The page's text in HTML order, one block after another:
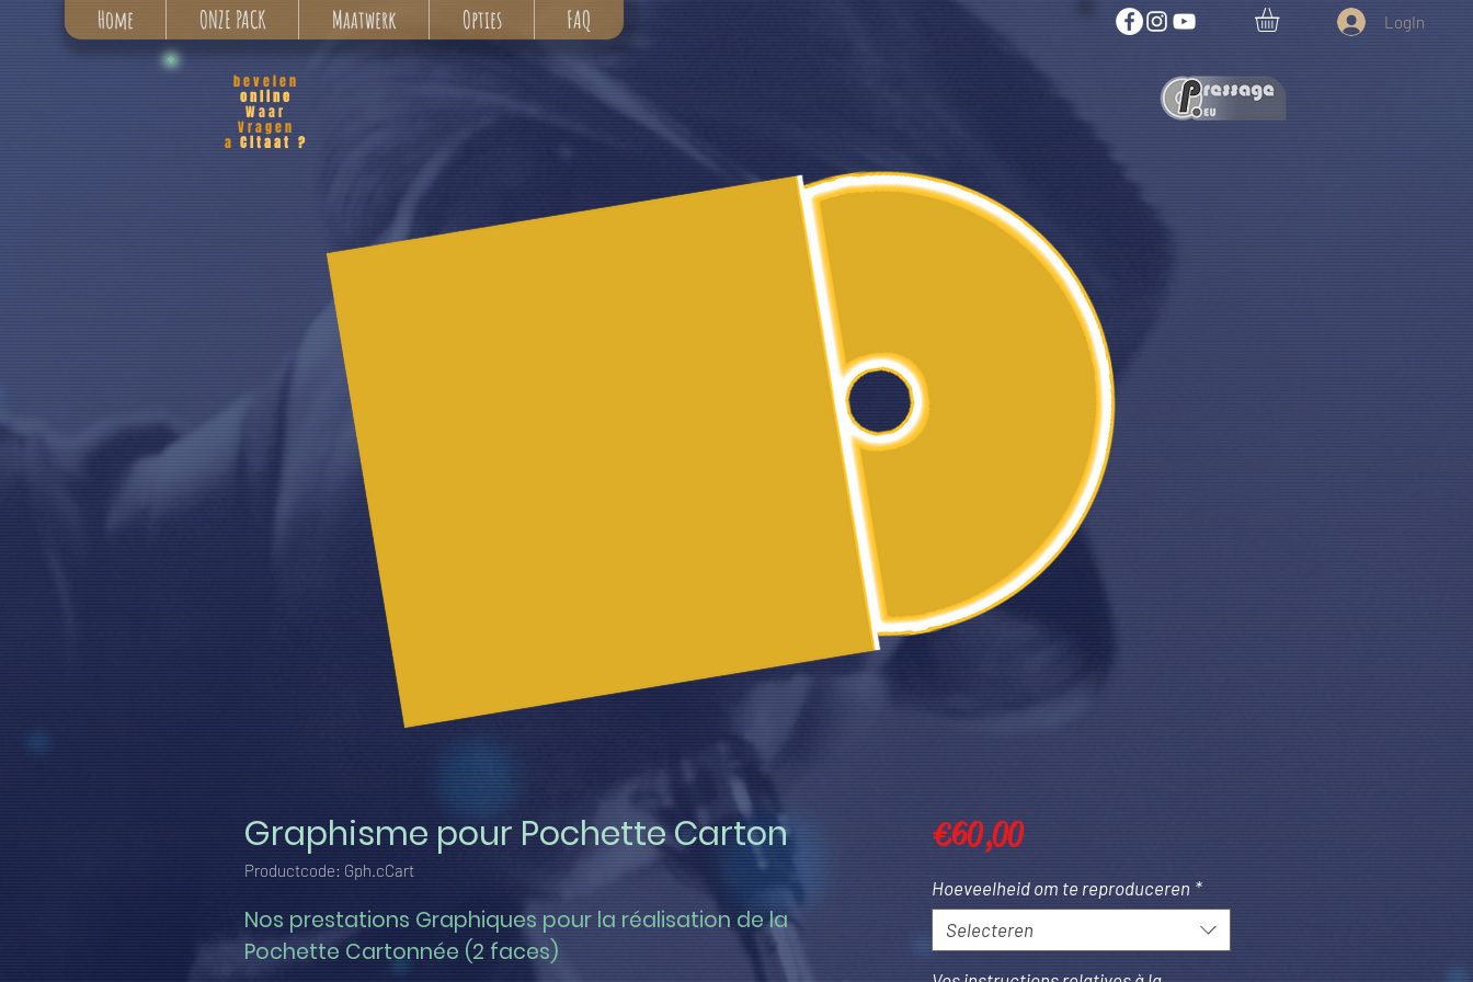
Home ONZE PACK Maatwerk Opties FAQ LogIn
bevelen
online
Waar
Vragen
a Citaat ?
Graphisme pour Pochette Carton
Productcode: Gph.cCart
Nos prestations Graphiques pour la réalisation de la
Pochette Cartonnée (2 faces)
€ 60,00Prijs
Hoeveelheid om te reproduceren *
Selecteren